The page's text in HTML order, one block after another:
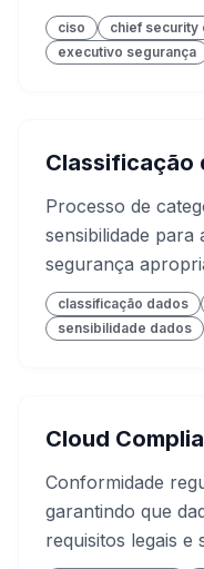
ciso chief security
executivo segurança
Classificação
Processo de
sensibilidade
segurança
classificação dados
sensibilidade dados
Cloud
Conformidade
garantindo que
requisitos legais e